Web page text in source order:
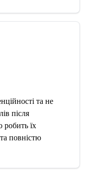
та не
після
робить їх
повністю